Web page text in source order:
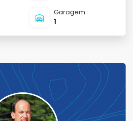
Garagem
1